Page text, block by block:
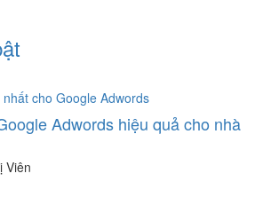
Adwords hiệu quả cho nhà
Viên